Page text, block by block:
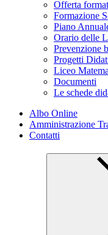
Offerta
Formazione
Piano
Orario delle
Prevenzione
Progetti
Liceo
Documenti
Le schede
Albo Online
Amministrazione
Contatti